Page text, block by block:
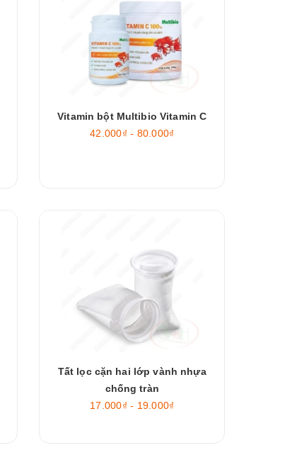
Vitamin bột Multibio Vitamin C
42.000₫ - 80.000₫
Tất lọc cặn hai lớp vành nhựa
chống tràn
17.000₫ - 19.000₫